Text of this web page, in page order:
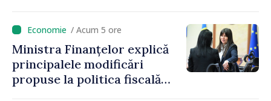
/ Acum 5 ore
Ministra Finanțelor explică
principalele modificări
propuse la politica fiscală